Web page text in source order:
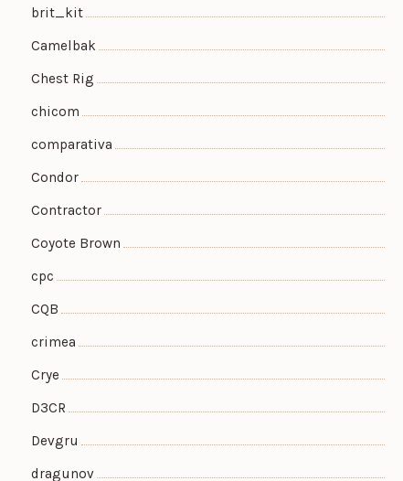
brit_kit
Camelbak
Chest Rig
chicom
comparativa
Condor
Contractor
Coyote Brown
cpc
CQB
crimea
Crye
D3CR
Devgru
dragunov